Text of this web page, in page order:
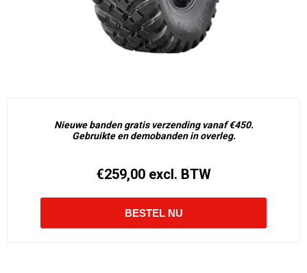
Nieuwe banden gratis verzending vanaf €450.
Gebruikte en demobanden in overleg.
€259,00 excl. BTW